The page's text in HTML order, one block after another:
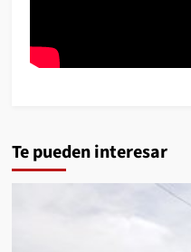
Te pueden interesar